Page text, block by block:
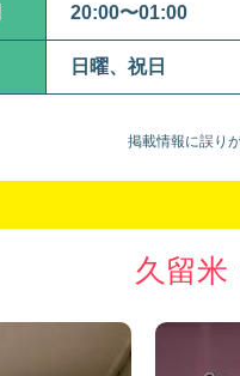
20:00〜01:00
日曜、祝日
掲載情報に誤り
久留米